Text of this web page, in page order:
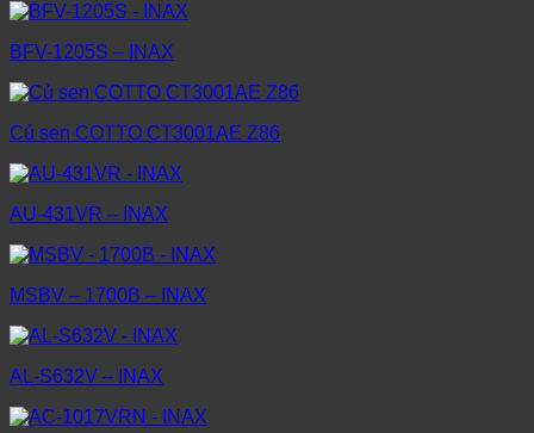
BFV-1205S – INAX
Củ sen COTTO CT3001AE Z86
AU-431VR – INAX
MSBV – 1700B – INAX
AL-S632V – INAX